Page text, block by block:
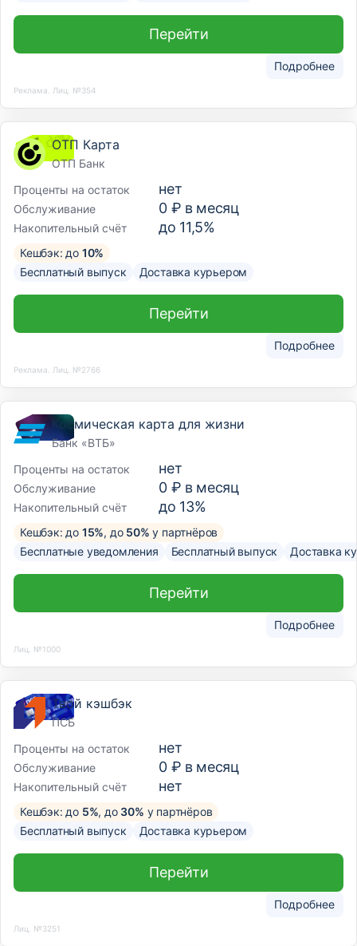
Подробнее
Перейти
Реклама. Лиц. №354
ОТП Карта
ОТП Банк
Проценты на остаток
нет
Обслуживание 0 ₽ в месяц
Накопительный счёт до 11,5%
Кешбэк: до 10%
Бесплатный выпуск
Доставка курьером
Подробнее
Перейти
Реклама. Лиц. №2766
Космическая карта для жизни
Банк «ВТБ»
Проценты на остаток
нет
Обслуживание 0 ₽ в месяц
Накопительный счёт до 13%
Кешбэк: до 15%, до 50% у партнёров
Бесплатные уведомления
Бесплатный выпуск Доставка
Подробнее
Перейти
Лиц. №1000
Твой кэшбэк
ПСБ
Проценты на остаток
нет
Обслуживание 0 ₽ в месяц
Накопительный счёт нет
Кешбэк: до 5%, до 30% у партнёров
Бесплатный выпуск
Доставка курьером
Подробнее
Перейти
Лиц. №3251